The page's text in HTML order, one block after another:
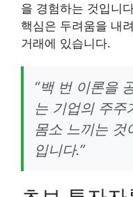
을 경험하는 것입니
핵심은 두려움을 내
거래에 있습니다.
“백 번 이론을
는 기업의 주주
몸소 느끼는 것
입니다.”